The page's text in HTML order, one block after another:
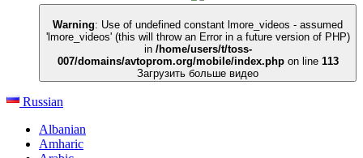
Warning: Use of undefined constant lmore_videos - assumed
'lmore_videos' (this will throw an Error in a future version of PHP)
in /home/users/t/toss-
007/domains/avtoprom.org/mobile/index.phpon line 113
Загрузить больше видео
Russian
Albanian
Amharic